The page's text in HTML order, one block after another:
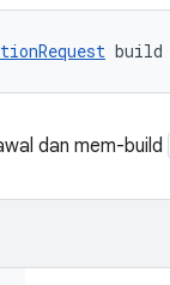
dan mem-build